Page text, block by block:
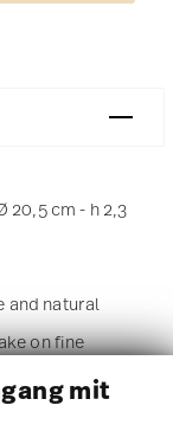
mit
20,5 cm - h 2,3
and natural
on fine
pieces and
urban and